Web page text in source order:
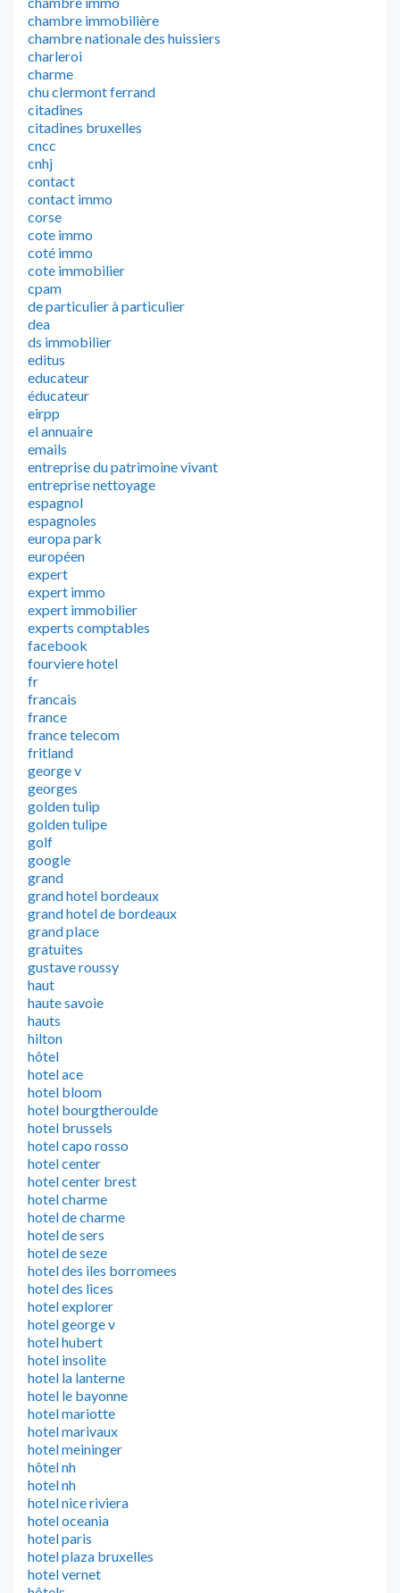
chambre immobilière
chambre nationale des huissiers
charleroi
charme
chu clermont ferrand
citadines
citadines bruxelles
cncc
cnhj
contact
contact immo
corse
cote immo
coté immo
cote immobilier
cpam
de particulier à particulier
dea
ds immobilier
editus
educateur
éducateur
eirpp
el annuaire
emails
entreprise du patrimoine vivant
entreprise nettoyage
espagnol
espagnoles
europa park
européen
expert
expert immo
expert immobilier
experts comptables
facebook
fourviere hotel
fr
francais
france
france telecom
fritland
george v
georges
golden tulip
golden tulipe
golf
google
grand
grand hotel bordeaux
grand hotel de bordeaux
grand place
gratuites
gustave roussy
haut
haute savoie
hauts
hilton
hôtel
hotel ace
hotel bloom
hotel bourgtheroulde
hotel brussels
hotel capo rosso
hotel center
hotel center brest
hotel charme
hotel de charme
hotel de sers
hotel de seze
hotel des iles borromees
hotel des lices
hotel explorer
hotel george v
hotel hubert
hotel insolite
hotel la lanterne
hotel le bayonne
hotel mariotte
hotel marivaux
hotel meininger
hôtel nh
hotel nh
hotel nice riviera
hotel oceania
hotel paris
hotel plaza bruxelles
hotel vernet